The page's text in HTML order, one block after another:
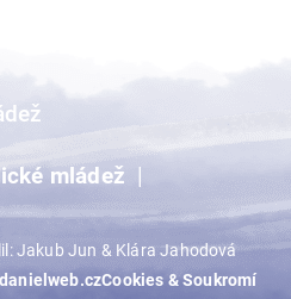
mládež
Jakub Jun & Klára Jahodová
Cookies & Soukromí